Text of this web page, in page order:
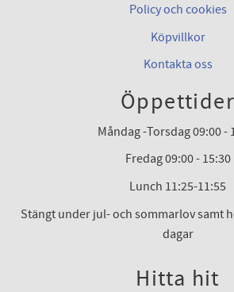
Policy och cookies
Köpvillkor
Kontakta oss
Öppettider
Måndag -Torsdag 09:00 -
Fredag 09:00 - 15:30
Lunch 11:25-11:55
Stängt under jul- och sommarlov samt
dagar
Hitta hit